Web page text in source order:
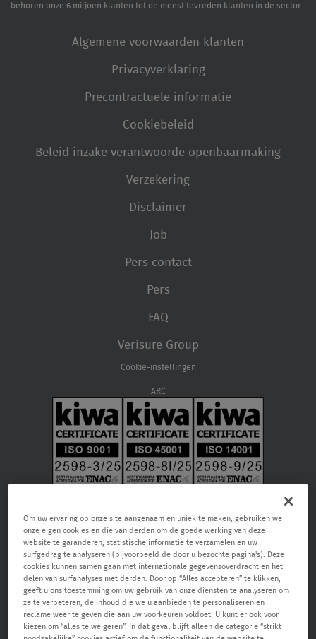
behoren onze 6 miljoen klanten tot de meest tevreden klanten in de sector.
Algemene voorwaarden klanten
Privacyverklaring
Precontractuele informatie
Cookiebeleid
Beleid inzake verantwoorde openbaarmaking
Verzekering
Disclaimer
Job
Pers contact
Pers
FAQ
Verisure Group
Cookie-instellingen
ARC
Verisure NV, Raketstraat 66, 1130 Brussel, RPR Brussel 0459.866.904, email:
care@verisure.be, telefoonnummer:080090000, Vergunde
bewakingsonderneming en onderneming voor alarm- en camerasystemen.
Toezichthoudende autoriteit Federale Overheidsdienst Binnenlandse Zaken
Om uw ervaring op onze site aangenaam en uniek te maken, gebruiken we
onze eigen cookies en die van derden om de goede werking van deze
website te garanderen, statistische informatie te verzamelen en uw
surfgedrag te analyseren (bijvoorbeeld de door u bezochte pagina's). Deze
cookies kunnen samen gaan met internationale gegevensoverdracht en het
delen van surfanalyses met derden. Door op “Alles accepteren” te klikken,
geeft u ons toestemming om uw gebruik van onze diensten te analyseren om
ze te verbeteren, de inhoud die we u aanbieden te personaliseren en
reclame weer te geven die aan uw voorkeuren voldoet. U kunt er ook voor
kiezen om “alles te weigeren”. In dat geval blijft alleen de categorie “strikt